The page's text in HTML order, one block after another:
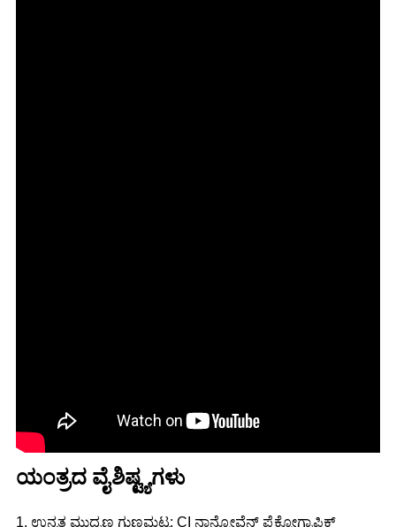
ಯಂತ್ರದ ವೈಶಿಷ್ಟ್ಯಗಳು
1. ಉನ್ನತ ಮುದ್ರಣ ಗುಣಮಟ್ಟ: CI ನಾನ್ವೋವೆನ್ ಫ್ಲೆಕ್ಸೋಗ್ರಾಫಿಕ್